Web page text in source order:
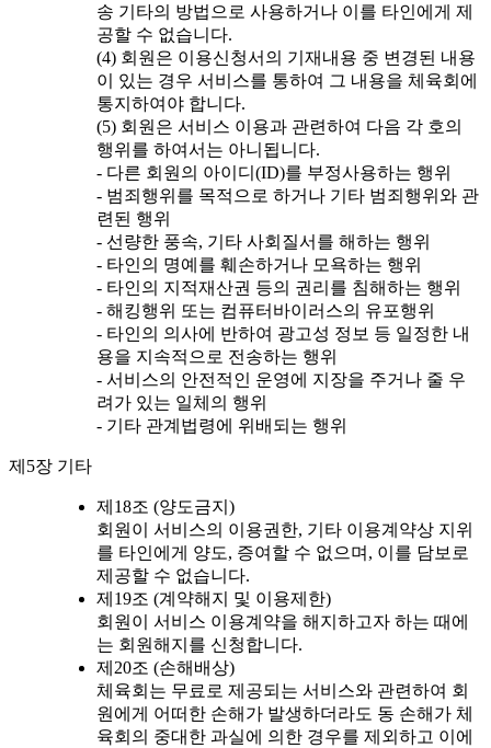
송 기타의 방법으로 사용하거나 이를 타인에게 제
공할 수 없습니다.
(4) 회원은 이용신청서의 기재내용 중 변경된 내용
이 있는 경우 서비스를 통하여 그 내용을 체육회에
통지하여야 합니다.
(5) 회원은 서비스 이용과 관련하여 다음 각 호의
행위를 하여서는 아니됩니다.
- 다른 회원의 아이디(ID)를 부정사용하는 행위
- 범죄행위를 목적으로 하거나 기타 범죄행위와 관
련된 행위
- 선량한 풍속, 기타 사회질서를 해하는 행위
- 타인의 명예를 훼손하거나 모욕하는 행위
- 타인의 지적재산권 등의 권리를 침해하는 행위
- 해킹행위 또는 컴퓨터바이러스의 유포행위
- 타인의 의사에 반하여 광고성 정보 등 일정한 내
용을 지속적으로 전송하는 행위
- 서비스의 안전적인 운영에 지장을 주거나 줄 우
려가 있는 일체의 행위
- 기타 관계법령에 위배되는 행위
제5장 기타
제18조 (양도금지)
회원이 서비스의 이용권한, 기타 이용계약상 지위
를 타인에게 양도, 증여할 수 없으며, 이를 담보로
제공할 수 없습니다.
제19조 (계약해지 및 이용제한)
회원이 서비스 이용계약을 해지하고자 하는 때에
는 회원해지를 신청합니다.
제20조 (손해배상)
체육회는 무료로 제공되는 서비스와 관련하여 회
원에게 어떠한 손해가 발생하더라도 동 손해가 체
육회의 중대한 과실에 의한 경우를 제외하고 이에